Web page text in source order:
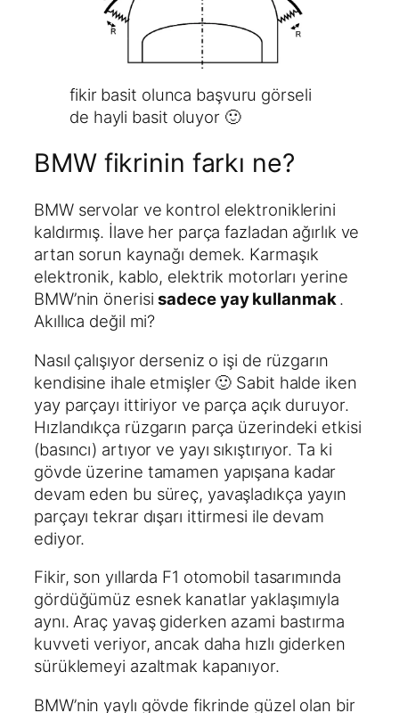
fikir basit olunca başvuru görseli
de hayli basit oluyor 🙂
BMW fikrinin farkı ne?
BMW servolar ve kontrol elektroniklerini
kaldırmış. İlave her parça fazladan ağırlık ve
artan sorun kaynağı demek. Karmaşık
elektronik, kablo, elektrik motorları yerine
BMW’nin önerisisadece yay kullanmak.
Akıllıca değil mi?
Nasıl çalışıyor derseniz o işi de rüzgarın
kendisine ihale etmişler 🙂 Sabit halde iken
yay parçayı ittiriyor ve parça açık duruyor.
Hızlandıkça rüzgarın parça üzerindeki etkisi
(basıncı) artıyor ve yayı sıkıştırıyor. Ta ki
gövde üzerine tamamen yapışana kadar
devam eden bu süreç, yavaşladıkça yayın
parçayı tekrar dışarı ittirmesi ile devam
ediyor.
Fikir, son yıllarda F1 otomobil tasarımında
gördüğümüz esnek kanatlar yaklaşımıyla
aynı. Araç yavaş giderken azami bastırma
kuvveti veriyor, ancak daha hızlı giderken
sürüklemeyi azaltmak kapanıyor.
BMW’nin yaylı gövde fikrinde güzel olan bir